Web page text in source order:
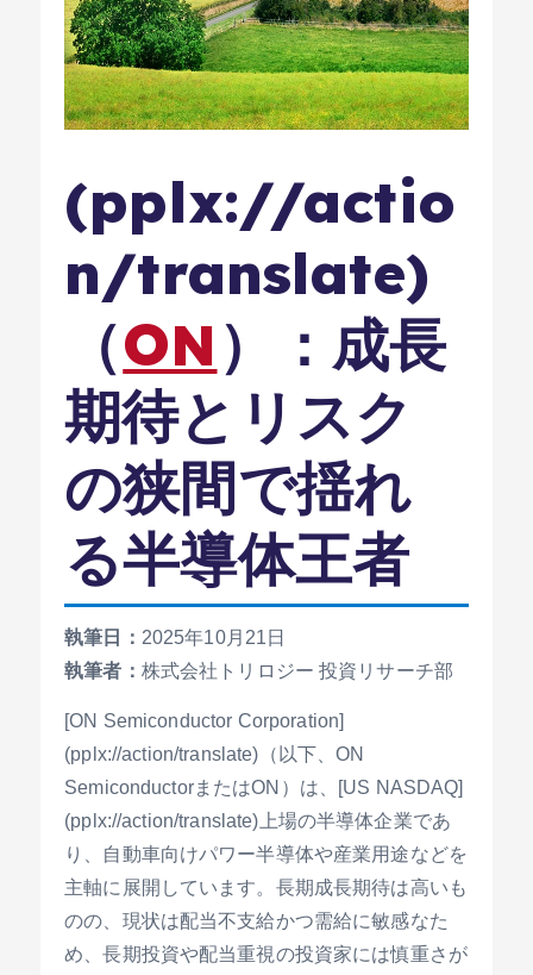
(pplx://actio
n/translate)
（ON）：成長
期待とリスク
の狭間で揺れ
る半導体王者
執筆日： 2025年10月21日
執筆者： 株式会社トリロジー 投資リサーチ部
[ON Semiconductor Corporation]
(pplx://action/translate)（以下、ON
SemiconductorまたはON）は、[US NASDAQ]
(pplx://action/translate)上場の半導体企業であ
り、自動車向けパワー半導体や産業用途などを
主軸に展開しています。長期成長期待は高いも
のの、現状は配当不支給かつ需給に敏感なた
め、長期投資や配当重視の投資家には慎重さが